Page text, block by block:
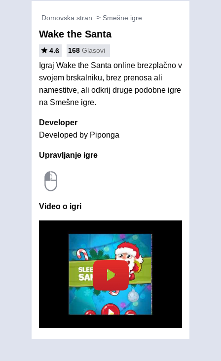
Domovska stran Smešne igre
Wake the Santa
4.6 168 Glasovi
Igraj Wake the Santa online brezplačno v
svojem brskalniku, brez prenosa ali
namestitve, ali odkrij druge podobne igre
na Smešne igre.
Developer
Developed by Piponga
Upravljanje igre
Video o igri